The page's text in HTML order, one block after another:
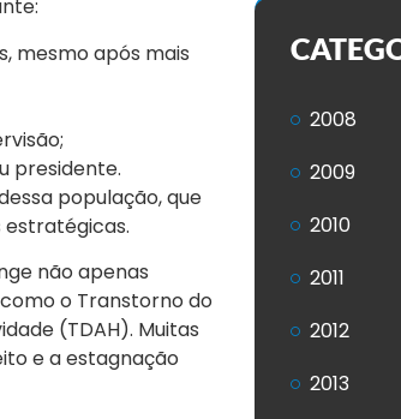
mesmo após mais
presidente.
população, que
não apenas
o Transtorno do
(TDAH). Muitas
e a estagnação
2008
2009
2010
2011
2012
2013